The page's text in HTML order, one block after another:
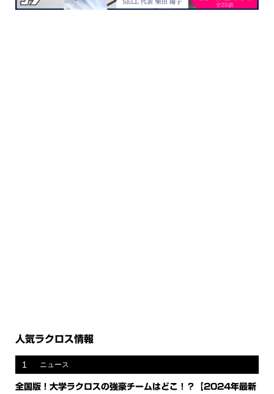
人気ラクロス情報
1 ニュース
全国版！大学ラクロスの強豪チームはどこ！？【2024年最新